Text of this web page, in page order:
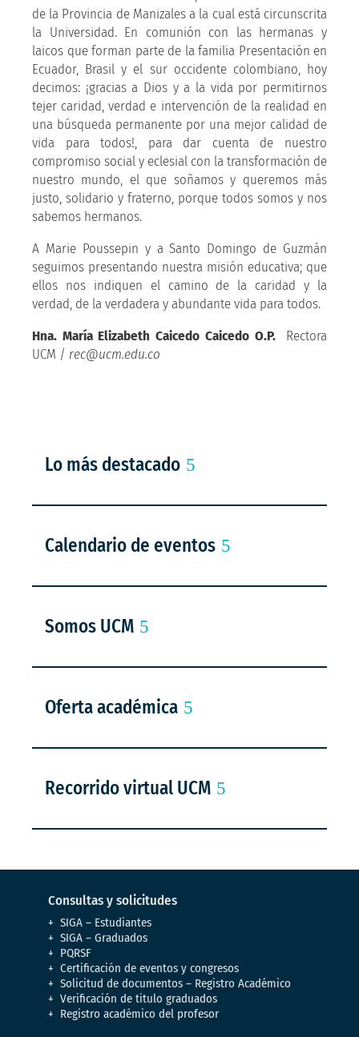
de la Provincia de Manizales a la cual está circunscrita
la Universidad. En comunión con las hermanas y
laicos que forman parte de la familia Presentación en
Ecuador, Brasil y el sur occidente colombiano, hoy
decimos: ¡gracias a Dios y a la vida por permitirnos
tejer caridad, verdad e intervención de la realidad en
una búsqueda permanente por una mejor calidad de
vida para todos!, para dar cuenta de nuestro
compromiso social y eclesial con la transformación de
nuestro mundo, el que soñamos y queremos más
justo, solidario y fraterno, porque todos somos y nos
sabemos hermanos.
A Marie Poussepin y a Santo Domingo de Guzmán
seguimos presentando nuestra misión educativa; que
ellos nos indiquen el camino de la caridad y la
verdad, de la verdadera y abundante vida para todos.
Hna. María Elizabeth Caicedo Caicedo O.P.
Rectora
UCM / rec@ucm.edu.co
Lo más destacado
Calendario de eventos
Somos UCM
Oferta académica
Recorrido virtual UCM
Consultas y solicitudes
SIGA – Estudiantes
SIGA – Graduados
PQRSF
Certificación de eventos y congresos
Solicitud de documentos – Registro Académico
Verificación de titulo graduados
Registro académico del profesor